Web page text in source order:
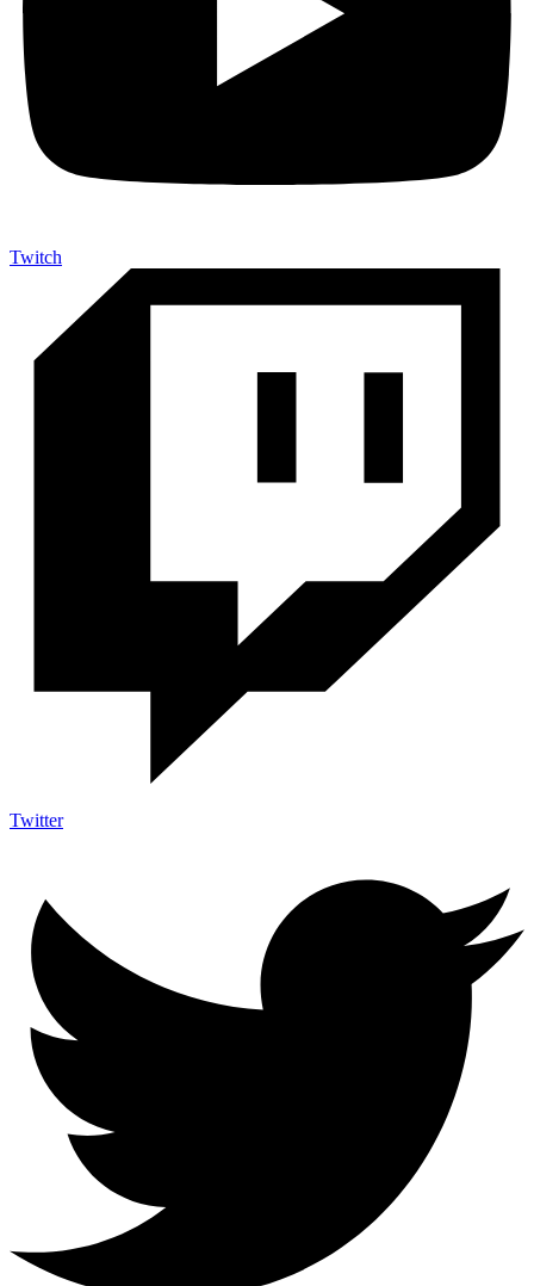
Twitch
Twitter